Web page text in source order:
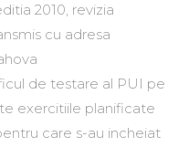
2010, revizia
cu adresa
de testare al PUI pe
exercitiile planificate
care s-au incheiat